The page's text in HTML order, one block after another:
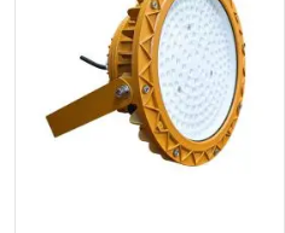
ADC12 chất lượng cao, đảm bảo
quả. Thiết kế kín khít, chống bụi
giúp bảo vệ các linh kiện bên trong